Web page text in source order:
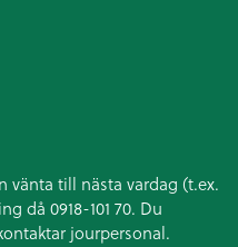
vänta till nästa vardag (t.ex.
då 0918-101 70. Du
jourpersonal.